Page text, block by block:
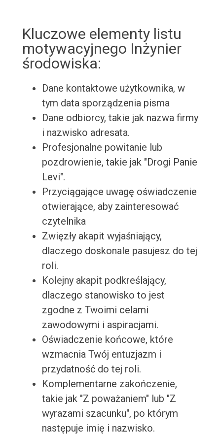
Kluczowe elementy listu
motywacyjnego Inżynier
środowiska:
Dane kontaktowe użytkownika, w
tym data sporządzenia pisma
Dane odbiorcy, takie jak nazwa firmy
i nazwisko adresata.
Profesjonalne powitanie lub
pozdrowienie, takie jak "Drogi Panie
Levi".
Przyciągające uwagę oświadczenie
otwierające, aby zainteresować
czytelnika
Zwięzły akapit wyjaśniający,
dlaczego doskonale pasujesz do tej
roli.
Kolejny akapit podkreślający,
dlaczego stanowisko to jest
zgodne z Twoimi celami
zawodowymi i aspiracjami.
Oświadczenie końcowe, które
wzmacnia Twój entuzjazm i
przydatność do tej roli.
Komplementarne zakończenie,
takie jak "Z poważaniem" lub "Z
wyrazami szacunku", po którym
następuje imię i nazwisko.